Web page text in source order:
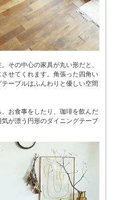
その中心の家具が丸い形だと、
せてくれます。角張った四角い
ーブルはふんわりと優しい空間
お食事をしたり、珈琲を飲んだ
が漂う円形のダイニングテーブ